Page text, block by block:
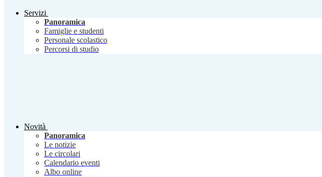
Servizi
Panoramica
Famiglie e studenti
Personale scolastico
Percorsi di studio
Novità
Panoramica
Le notizie
Le circolari
Calendario eventi
Albo online